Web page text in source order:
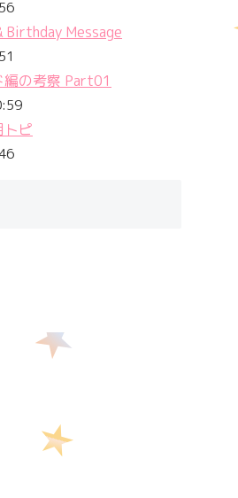
Birthday Message
編の考察 Part01
トピ